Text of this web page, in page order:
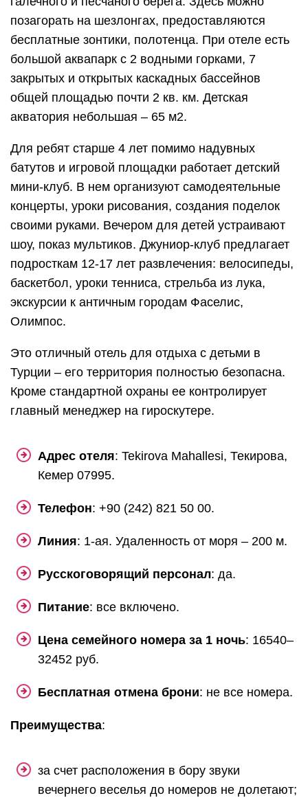
позагорать на шезлонгах, предоставляются
бесплатные зонтики, полотенца. При отеле есть
большой аквапарк с 2 водными горками, 7
закрытых и открытых каскадных бассейнов
общей площадью почти 2 кв. км. Детская
акватория небольшая – 65 м2.
Для ребят старше 4 лет помимо надувных
батутов и игровой площадки работает детский
мини-клуб. В нем организуют самодеятельные
концерты, уроки рисования, создания поделок
своими руками. Вечером для детей устраивают
шоу, показ мультиков. Джуниор-клуб предлагает
подросткам 12-17 лет развлечения: велосипеды,
баскетбол, уроки тенниса, стрельба из лука,
экскурсии к античным городам Фаселис,
Олимпос.
Это отличный отель для отдыха с детьми в
Турции – его территория полностью безопасна.
Кроме стандартной охраны ее контролирует
главный менеджер на гироскутере.
Адрес отеля: Tekirova Mahallesi, Текирова,
Кемер 07995.
Телефон: +90 (242) 821 50 00.
Линия: 1-ая. Удаленность от моря – 200 м.
Русскоговорящий персонал: да.
Питание: все включено.
Цена семейного номера за 1 ночь: 16540–
32452 руб.
Бесплатная отмена брони: не все номера.
Преимущества:
за счет расположения в бору звуки
вечернего веселья до номеров не долетают;